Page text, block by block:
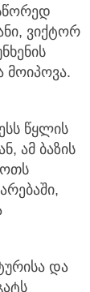
ვიქტორ
მოიპოვა.
წყლის
ამ ბაზის
და